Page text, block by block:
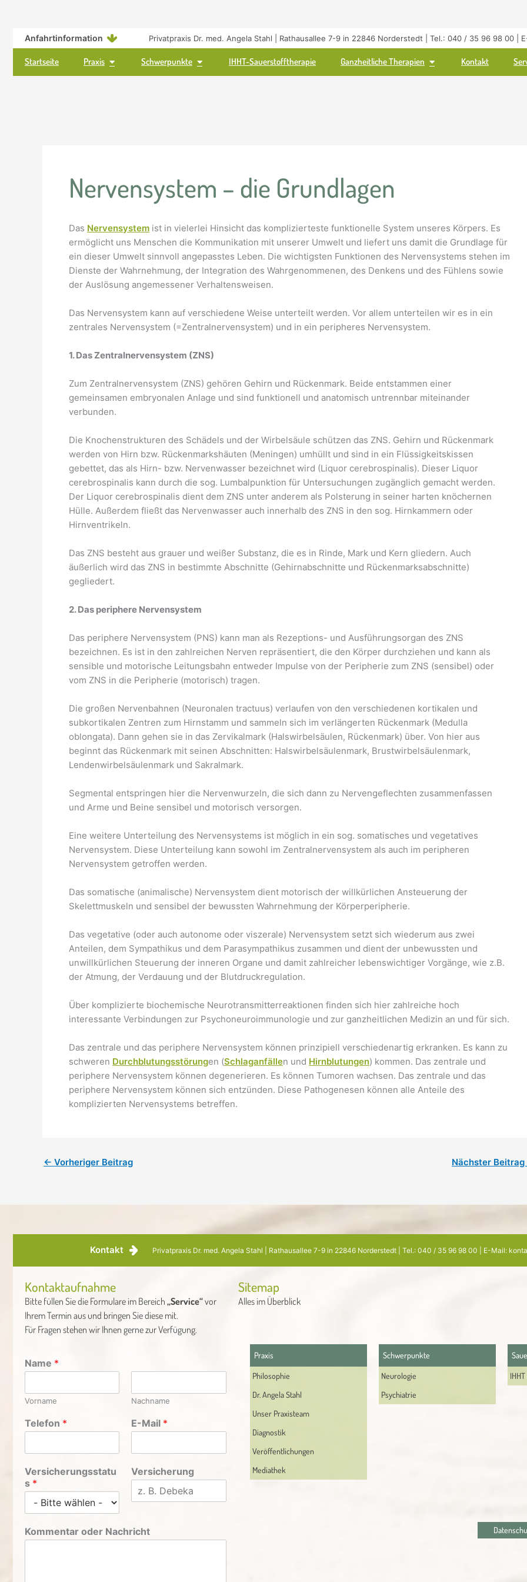
springenAnfahrtinformation Privatpraxis Dr. med. Angela Stahl | Rathausallee 7-9 in 22846 Norderstedt | Tel.: 040 / 35 96 98 00 |
Startseite Praxis Öffne PraxisSchwerpunkte Öffne Schwerpunkte
IHHT-Sauerstofftherapie Ganzheitliche Therapien Öffne Ganzheitliche
Kontakt
Nervensystem – die Grundlagen
Das Nervensystem ist in vielerlei Hinsicht das komplizierteste funktionelle System unseres Körpers. Es
ermöglicht uns Menschen die Kommunikation mit unserer Umwelt und liefert uns damit die Grundlage für
ein dieser Umwelt sinnvoll angepasstes Leben. Die wichtigsten Funktionen des Nervensystems stehen im
Dienste der Wahrnehmung, der Integration des Wahrgenommenen, des Denkens und des Fühlens sowie
der Auslösung angemessener Verhaltensweisen.
Das Nervensystem kann auf verschiedene Weise unterteilt werden. Vor allem unterteilen wir es in ein
zentrales Nervensystem (=Zentralnervensystem) und in ein peripheres Nervensystem.
1. Das Zentralnervensystem (ZNS)
Zum Zentralnervensystem (ZNS) gehören Gehirn und Rückenmark. Beide entstammen einer
gemeinsamen embryonalen Anlage und sind funktionell und anatomisch untrennbar miteinander
verbunden.
Die Knochenstrukturen des Schädels und der Wirbelsäule schützen das ZNS. Gehirn und Rückenmark
werden von Hirn bzw. Rückenmarkshäuten (Meningen) umhüllt und sind in ein Flüssigkeitskissen
gebettet, das als Hirn- bzw. Nervenwasser bezeichnet wird (Liquor cerebrospinalis). Dieser Liquor
cerebrospinalis kann durch die sog. Lumbalpunktion für Untersuchungen zugänglich gemacht werden.
Der Liquor cerebrospinalis dient dem ZNS unter anderem als Polsterung in seiner harten knöchernen
Hülle. Außerdem fließt das Nervenwasser auch innerhalb des ZNS in den sog. Hirnkammern oder
Hirnventrikeln.
Das ZNS besteht aus grauer und weißer Substanz, die es in Rinde, Mark und Kern gliedern. Auch
äußerlich wird das ZNS in bestimmte Abschnitte (Gehirnabschnitte und Rückenmarksabschnitte)
gegliedert.
2. Das periphere Nervensystem
Das periphere Nervensystem (PNS) kann man als Rezeptions- und Ausführungsorgan des ZNS
bezeichnen. Es ist in den zahlreichen Nerven repräsentiert, die den Körper durchziehen und kann als
sensible und motorische Leitungsbahn entweder Impulse von der Peripherie zum ZNS (sensibel) oder
vom ZNS in die Peripherie (motorisch) tragen.
Die großen Nervenbahnen (Neuronalen tractuus) verlaufen von den verschiedenen kortikalen und
subkortikalen Zentren zum Hirnstamm und sammeln sich im verlängerten Rückenmark (Medulla
oblongata). Dann gehen sie in das Zervikalmark (Halswirbelsäulen, Rückenmark) über. Von hier aus
beginnt das Rückenmark mit seinen Abschnitten: Halswirbelsäulenmark, Brustwirbelsäulenmark,
Lendenwirbelsäulenmark und Sakralmark.
Segmental entspringen hier die Nervenwurzeln, die sich dann zu Nervengeflechten zusammenfassen
und Arme und Beine sensibel und motorisch versorgen.
Eine weitere Unterteilung des Nervensystems ist möglich in ein sog. somatisches und vegetatives
Nervensystem. Diese Unterteilung kann sowohl im Zentralnervensystem als auch im peripheren
Nervensystem getroffen werden.
Das somatische (animalische) Nervensystem dient motorisch der willkürlichen Ansteuerung der
Skelettmuskeln und sensibel der bewussten Wahrnehmung der Körperperipherie.
Das vegetative (oder auch autonome oder viszerale) Nervensystem setzt sich wiederum aus zwei
Anteilen, dem Sympathikus und dem Parasympathikus zusammen und dient der unbewussten und
unwillkürlichen Steuerung der inneren Organe und damit zahlreicher lebenswichtiger Vorgänge, wie z.B.
der Atmung, der Verdauung und der Blutdruckregulation.
Über komplizierte biochemische Neurotransmitterreaktionen finden sich hier zahlreiche hoch
interessante Verbindungen zur Psychoneuroimmunologie und zur ganzheitlichen Medizin an und für sich.
Das zentrale und das periphere Nervensystem können prinzipiell verschiedenartig erkranken. Es kann zu
schweren Durchblutungsstörungen (Schlaganfällen und Hirnblutungen) kommen. Das zentrale und
periphere Nervensystem können degenerieren. Es können Tumoren wachsen. Das zentrale und das
periphere Nervensystem können sich entzünden. Diese Pathogenesen können alle Anteile des
komplizierten Nervensystems betreffen.
← Vorheriger Beitrag Nächster Beitrag
Kontakt Privatpraxis Dr. med. Angela Stahl | Rathausallee 7-9 in 22846 Norderstedt | Tel.: 040 / 35 96 98 00 | E-Mail:
Kontaktaufnahme
Bitte füllen Sie die Formulare im Bereich „Service“vor
Ihrem Termin aus und bringen Sie diese mit.
Für Fragen stehen wir Ihnen gerne zur Verfügung.
Name *
Vorname Nachname
Telefon * E-Mail *
Versicherungsstatu
s *
Versicherung
Kommentar oder Nachricht
Sitemap
Alles im Überblick
Praxis
Philosophie
Dr. Angela Stahl
Unser Praxisteam
Diagnostik
Veröffentlichungen
Mediathek
Schwerpunkte
Neurologie
Psychiatrie